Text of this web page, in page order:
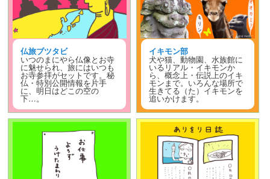
仏旅ブツタビ
いつのまにやら仏像とお寺
に魅せられ、旅にはいつも
お寺参拝がセットです。秘
仏・特別公開情報を片手
に、明日はどこの空の
下…。
イキモン部
犬や猫、動物園、水族館に
いるリアル・イキモンか
ら、概念上・伝説上のイキ
モンまで。いろんな場所で
生きてる（た）イキモンを
追いかけます。